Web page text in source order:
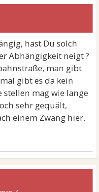
hast Du solch
Abhängigkeit neigt ?
man gibt
gibt es da kein
stellen mag wie lange
sehr gequält,
einem Zwang hier.